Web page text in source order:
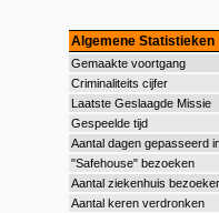
Algemene Statistieken
Gemaakte voortgang
Criminaliteits cijfer
Laatste Geslaagde Missie
Gespeelde tijd
Aantal dagen gepasseerd
"Safehouse" bezoeken
Aantal ziekenhuis
Aantal keren verdronken